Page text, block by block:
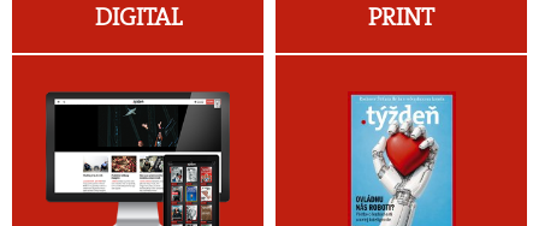
DIGITAL PRINT